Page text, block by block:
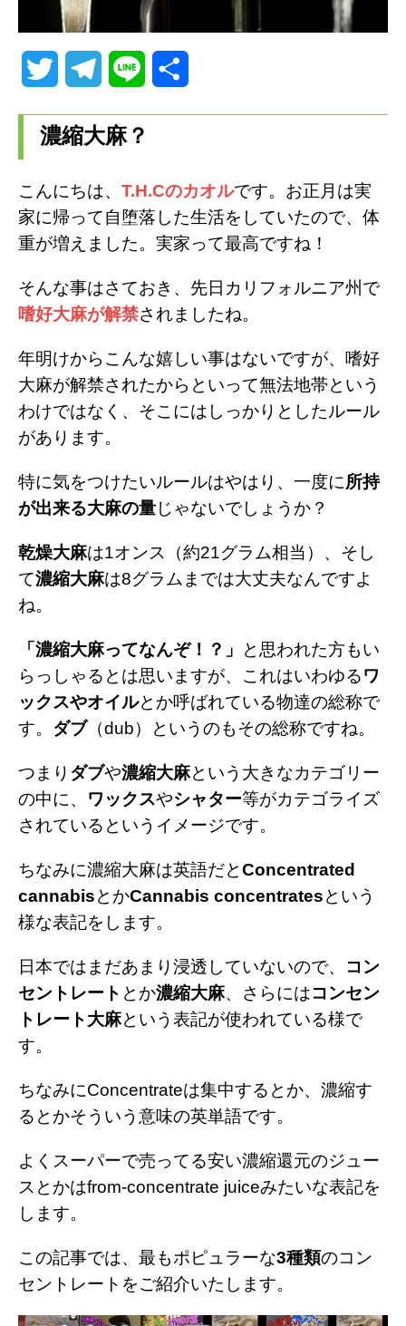
i
t
e
r
l
g
a
m
濃縮大麻？
こんにちは、 T.H.Cのカオルです。お正月は実
家に帰って自堕落した生活をしていたので、体
重が増えました。実家って最高ですね！
そんな事はさておき、先日カリフォルニア州で
嗜好大麻が解禁されましたね。
年明けからこんな嬉しい事はないですが、嗜好
大麻が解禁されたからといって無法地帯という
わけではなく、そこにはしっかりとしたルール
があります。
特に気をつけたいルールはやはり、一度に所持
が出来る大麻の量じゃないでしょうか？
乾燥大麻は1オンス（約21グラム相当）、そし
て濃縮大麻は8グラムまでは大丈夫なんですよ
ね。
「濃縮大麻ってなんぞ！？」
と思われた方もい
らっしゃるとは思いますが、これはいわゆるワ
ックスやオイルとか呼ばれている物達の総称で
す。 ダブ（dub）というのもその総称ですね。
つまり ダブや濃縮大麻という大きなカテゴリー
の中に、 ワックスやシャター等がカテゴライズ
されているというイメージです。
ちなみに濃縮大麻は英語だとConcentrated
cannabisとかCannabis concentratesという
様な表記をします。
日本ではまだあまり浸透していないので、 コン
セントレート とか濃縮大麻、さらにはコンセン
トレート大麻という表記が使われている様で
す。
ちなみにConcentrateは集中するとか、濃縮す
るとかそういう意味の英単語です。
よくスーパーで売ってる安い濃縮還元のジュー
スとかはfrom-concentrate juiceみたいな表記を
します。
この記事では、最もポピュラーな3種類のコン
セントレートをご紹介いたします。